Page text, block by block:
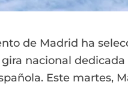
de Madrid ha
nacional
Este martes,